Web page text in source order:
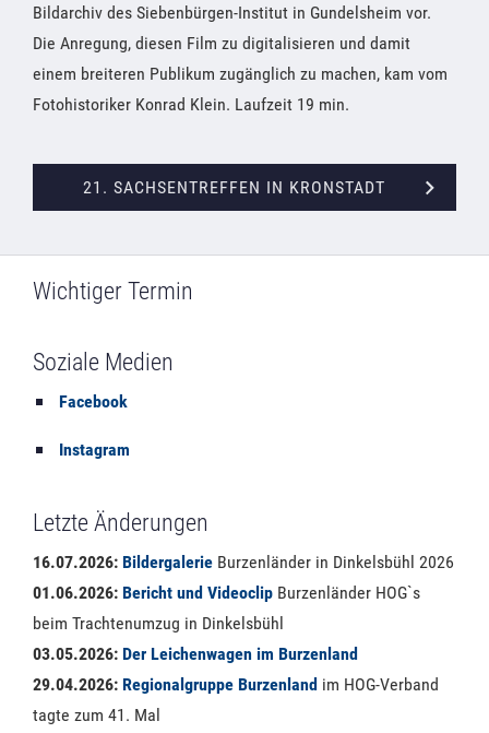
Bildarchiv des Siebenbürgen-Institut in Gundelsheim vor.
Die Anregung, diesen Film zu digitalisieren und damit
einem breiteren Publikum zugänglich zu machen, kam vom
Fotohistoriker Konrad Klein. Laufzeit 19 min.
21. SACHSENTREFFEN IN KRONSTADT
Wichtiger Termin
Soziale Medien
Facebook
Instagram
Letzte Änderungen
16.07.2026: Bildergalerie Burzenländer in Dinkelsbühl 2026
01.06.2026: Bericht und Videoclip Burzenländer HOG`s
beim Trachtenumzug in Dinkelsbühl
03.05.2026: Der Leichenwagen im Burzenland
29.04.2026: Regionalgruppe Burzenland im HOG-Verband
tagte zum 41. Mal